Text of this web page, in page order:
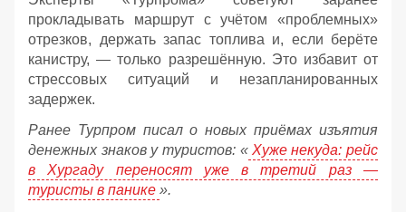
прокладывать маршрут с учётом «проблемных»
отрезков, держать запас топлива и, если берёте
канистру, — только разрешённую. Это избавит от
стрессовых ситуаций и незапланированных
задержек.
Ранее Турпром писал о новых приёмах изъятия
денежных знаков у туристов: « Хуже некуда: рейс
в Хургаду переносят уже в третий раз —
туристы в панике ».